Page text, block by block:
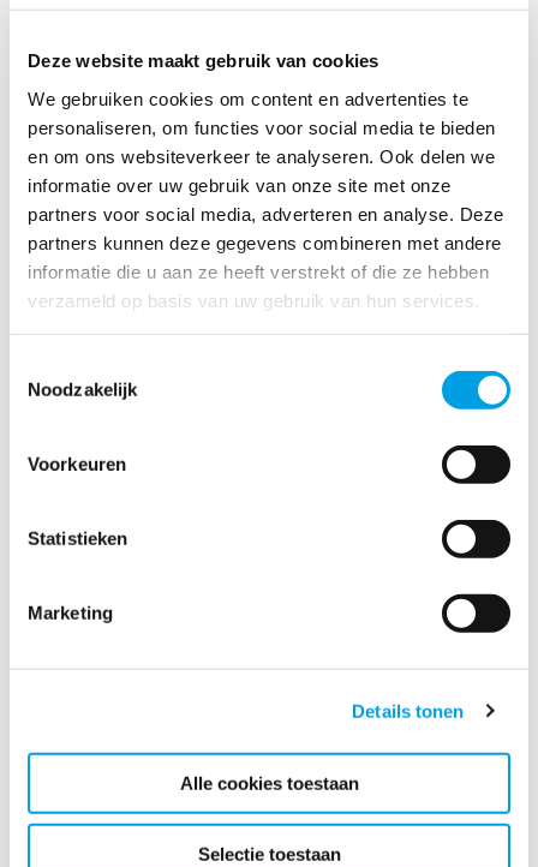
Deze website maakt gebruik van cookies
We gebruiken cookies om content en advertenties te
personaliseren, om functies voor social media te bieden
en om ons websiteverkeer te analyseren. Ook delen we
informatie over uw gebruik van onze site met onze
partners voor social media, adverteren en analyse. Deze
partners kunnen deze gegevens combineren met andere
informatie die u aan ze heeft verstrekt of die ze hebben
verzameld op basis van uw gebruik van hun services.
Noodzakelijk
Voorkeuren
Statistieken
Marketing
Details tonen
Alle cookies toestaan
Selectie toestaan
veroorzaken
MEER INFORMATIE OVER TECHNISCHE RECONDITIONERING
Technische reconditionering
Neem direct contact op
nederland@polygongroup.com